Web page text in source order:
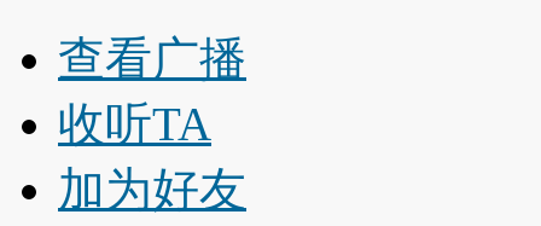
查看广播
收听TA
加为好友